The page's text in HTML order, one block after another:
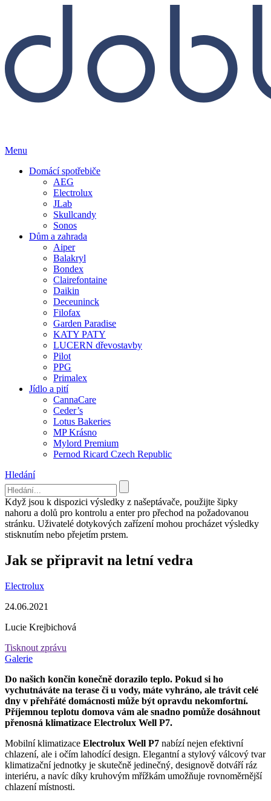
Menu
Domácí spotřebiče
AEG
Electrolux
JLab
Skullcandy
Sonos
Dům a zahrada
Aiper
Balakryl
Bondex
Clairefontaine
Daikin
Deceuninck
Filofax
Garden Paradise
KATY PATY
LUCERN dřevostavby
Pilot
PPG
Primalex
Jídlo a pití
CannaCare
Ceder’s
Lotus Bakeries
MP Krásno
Mylord Premium
Pernod Ricard Czech Republic
Hledání
Když jsou k dispozici výsledky z našeptávače, použijte šipky
nahoru a dolů pro kontrolu a enter pro přechod na požadovanou
stránku. Uživatelé dotykových zařízení mohou procházet výsledky
stisknutím nebo přejetím prstem.
Jak se připravit na letní vedra
Electrolux
24.06.2021
Lucie Krejbichová
Tisknout zprávu
Galerie
Do našich končin konečně dorazilo teplo. Pokud si ho
vychutnáváte na terase či u vody, máte vyhráno, ale trávit celé
dny v přehřáté domácnosti může být opravdu nekomfortní.
Příjemnou teplotu domova vám ale snadno pomůže dosáhnout
přenosná klimatizace Electrolux Well P7.
Mobilní klimatizace Electrolux Well P7 nabízí nejen efektivní
chlazení, ale i očím lahodící design. Elegantní a stylový válcový tvar
klimatizační jednotky je skutečně jedinečný, designově dotváří ráz
interiéru, a navíc díky kruhovým mřížkám umožňuje rovnoměrnější
chlazení místnosti.